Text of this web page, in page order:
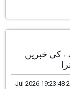
کی خبریں